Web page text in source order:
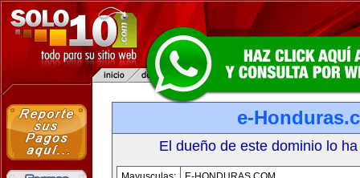
e-
El dueño de este dominio lo